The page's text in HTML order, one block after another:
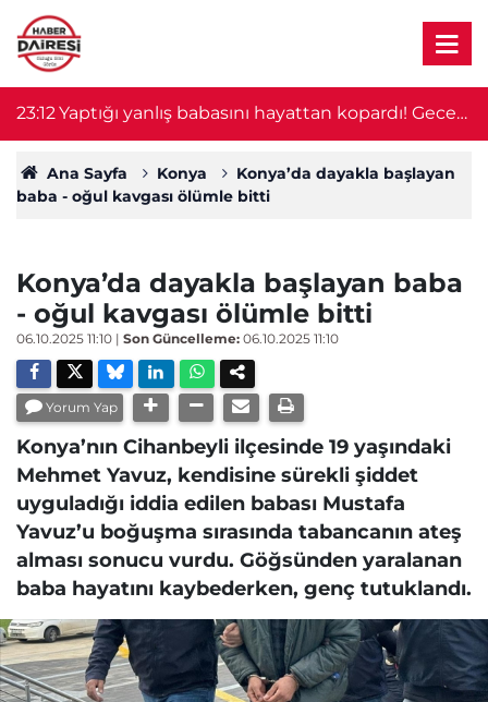
23:12Yaptığı yanlış babasını hayattan kopardı! Gece
nöbeti kabusa döndü
Ana Sayfa Konya
Konya’da dayakla başlayan
baba - oğul kavgası ölümle bitti
Konya’da dayakla başlayan baba
- oğul kavgası ölümle bitti
06.10.2025 11:10 | Son Güncelleme: 06.10.2025 11:10
Yorum Yap
Konya’nın Cihanbeyli ilçesinde 19 yaşındaki
Mehmet Yavuz, kendisine sürekli şiddet
uyguladığı iddia edilen babası Mustafa
Yavuz’u boğuşma sırasında tabancanın ateş
alması sonucu vurdu. Göğsünden yaralanan
baba hayatını kaybederken, genç tutuklandı.